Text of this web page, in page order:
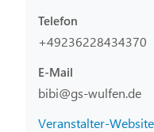
Telefon
+49236228434370
E-Mail
bibi@gs-wulfen.de
Veranstalter-